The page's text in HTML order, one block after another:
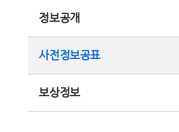
정보공개
사전정보공표
보상정보